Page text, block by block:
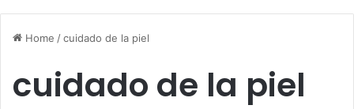
Home /cuidado de la piel
cuidado de la piel